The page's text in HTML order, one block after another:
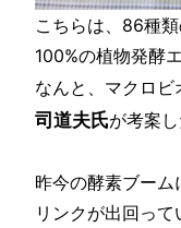
こちらは、86種
100%の植物発酵
なんと、マクロ
司道夫氏が考案
昨今の酵素ブー
リンクが出回って